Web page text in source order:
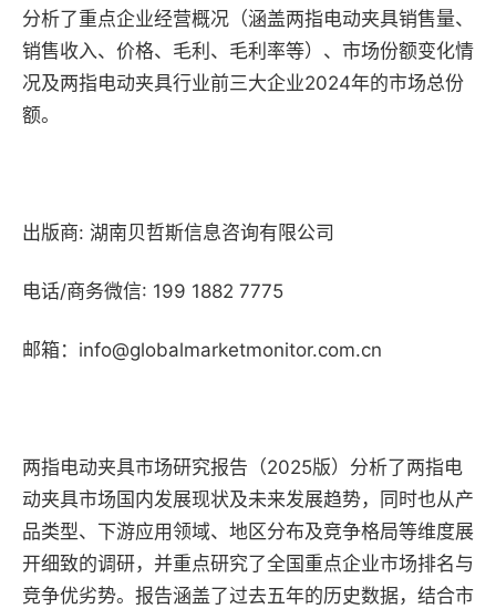
分析了重点企业经营概况（涵盖两指电动夹具销售量、
销售收入、价格、毛利、毛利率等）、市场份额变化情
况及两指电动夹具行业前三大企业2024年的市场总份
额。
出版商: 湖南贝哲斯信息咨询有限公司
电话/商务微信: 199 1882 7775
邮箱：info@globalmarketmonitor.com.cn
两指电动夹具市场研究报告（2025版）分析了两指电
动夹具市场国内发展现状及未来发展趋势，同时也从产
品类型、下游应用领域、地区分布及竞争格局等维度展
开细致的调研，并重点研究了全国重点企业市场排名与
竞争优劣势。报告涵盖了过去五年的历史数据，结合市